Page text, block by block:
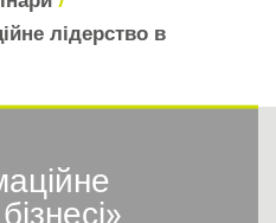
лідерство в